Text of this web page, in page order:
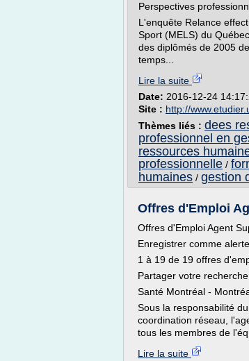
Perspectives
L'enquête Relance
Sport (MELS) du
des diplômés de 2005
temps...
Lire la suite
Date: 2016-12-24
Site : http://
Thèmes liés : dees
professionnel en
ressources
professionnelle /
humaines / gestion
Offres d'Emploi
Offres d'Emploi Agent
Enregistrer comme alerte
1 à 19 de 19 offres
Partager votre recherche
Santé Montréal -
Sous la responsabilité
coordination réseau,
tous les membres de
Lire la suite